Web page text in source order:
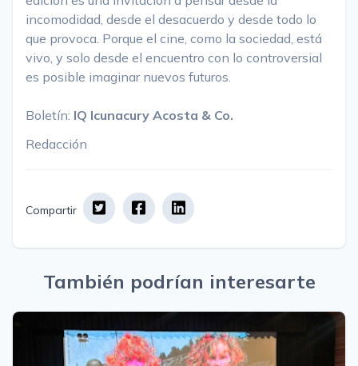
incomodidad, desde el desacuerdo y desde todo lo
que provoca. Porque el cine, como la sociedad, está
vivo, y solo desde el encuentro con lo controversial
es posible imaginar nuevos futuros.
Boletín: IQ Icunacury Acosta & Co.
Redacción
Compartir
También podrían interesarte